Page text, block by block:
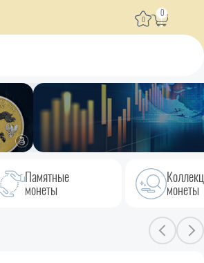
0
0
Памятные
монеты монеты